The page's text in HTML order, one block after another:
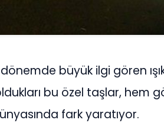
büyük ilgi gören
bu özel taşlar, hem
fark yaratıyor.